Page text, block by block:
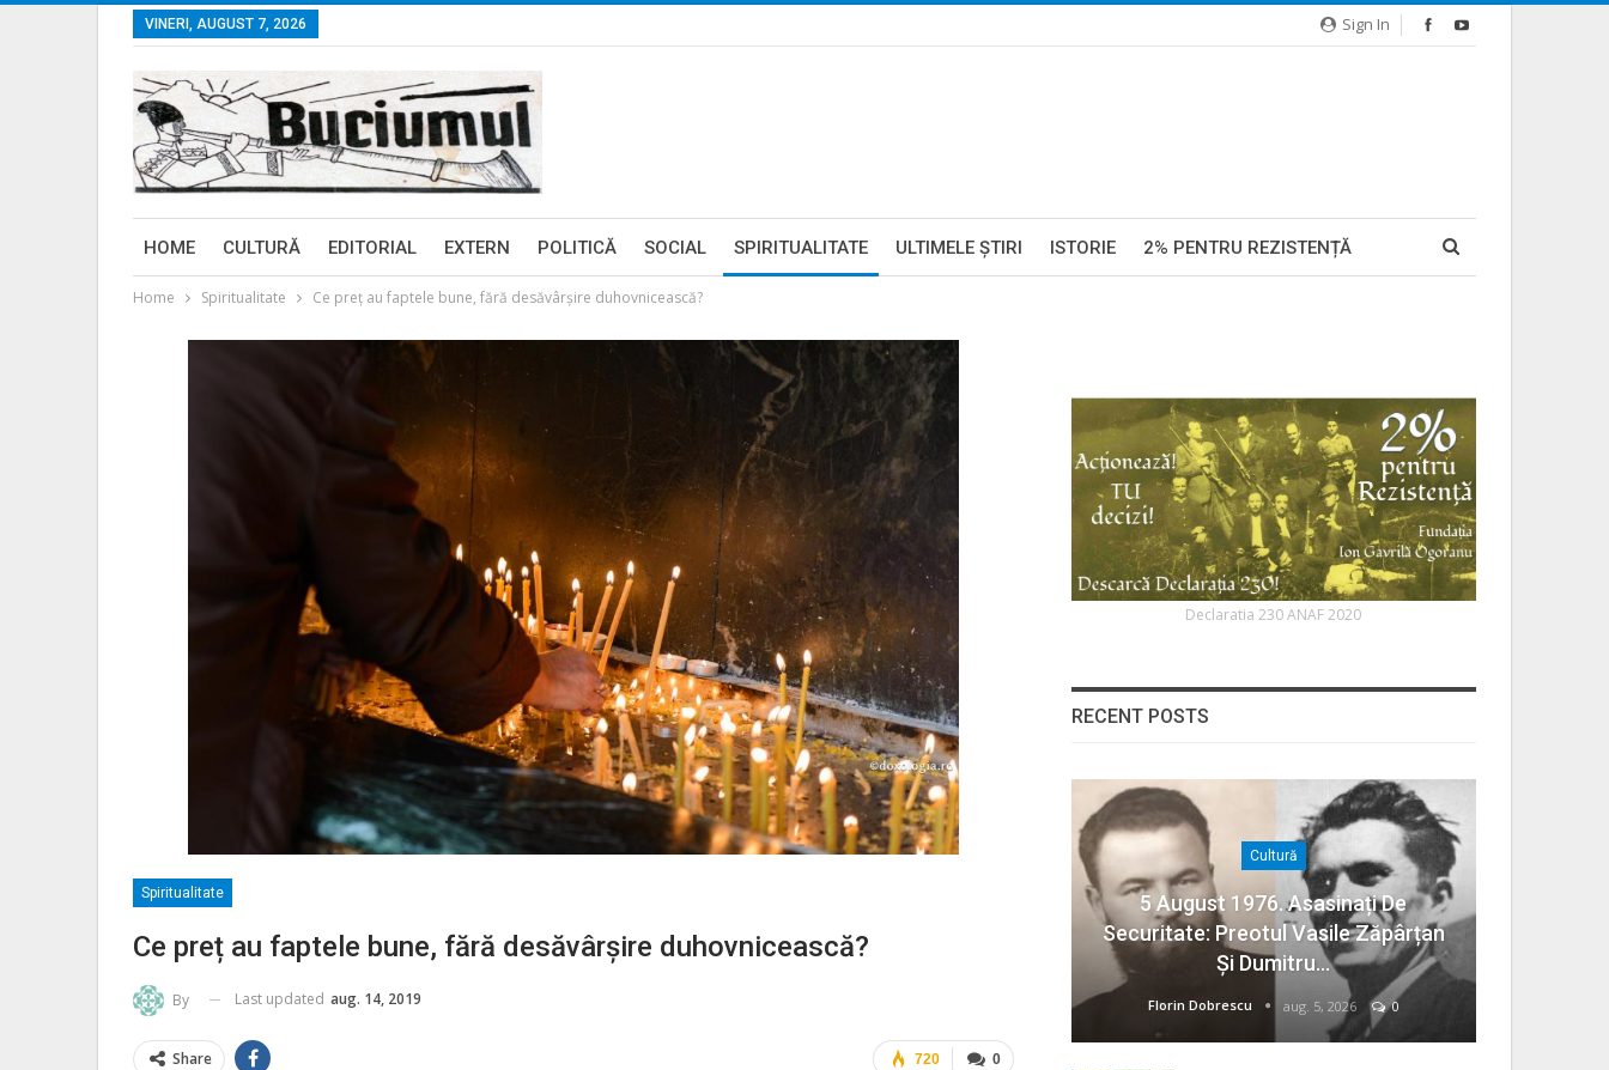
Sign In
VINERI, AUGUST 7, 2026
HOME CULTURĂ EDITORIAL EXTERN POLITICĂ SOCIAL SPIRITUALITATE ULTIMELE ŞTIRI ISTORIE 2% PENTRU REZISTENȚĂ
Home Spiritualitate Ce preț au faptele bune, fără desăvârșire duhovnicească?
Spiritualitate
Ce preț au faptele bune, fără desăvârșire duhovnicească?
By Last updated aug. 14, 2019
0
720
Share
Declaratia 230 ANAF 2020
RECENT POSTS
Cultură
5 August 1976. Asasinați De
Securitate: Preotul Vasile Zăpârțan
Și Dumitru…
Florin Dobrescu aug. 5, 2026 0